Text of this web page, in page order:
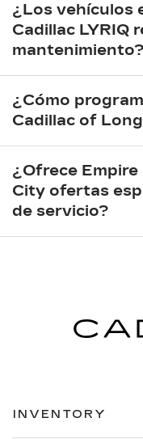
¿Los vehículos
Cadillac LYRIQ
mantenimiento?
¿Cómo
Cadillac of
¿Ofrece
City ofertas
de servicio?
INVENTORY